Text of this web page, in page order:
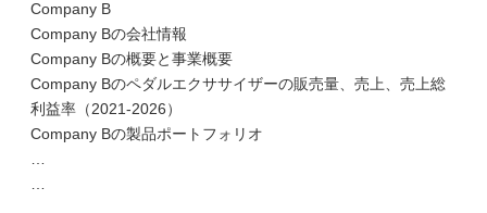
Company B
Company Bの会社情報
Company Bの概要と事業概要
Company Bのペダルエクササイザーの販売量、売上、売上総
利益率（2021-2026）
Company Bの製品ポートフォリオ